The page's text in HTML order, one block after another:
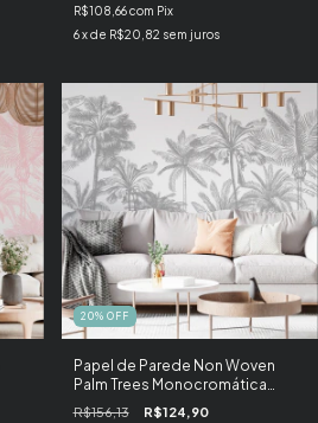
R$108,66com Pix
6 x de R$20,82 sem juros
20% OFF
Papel de Parede Non Woven
Palm Trees Monocromática
Cinza
R$156,13 R$124,90